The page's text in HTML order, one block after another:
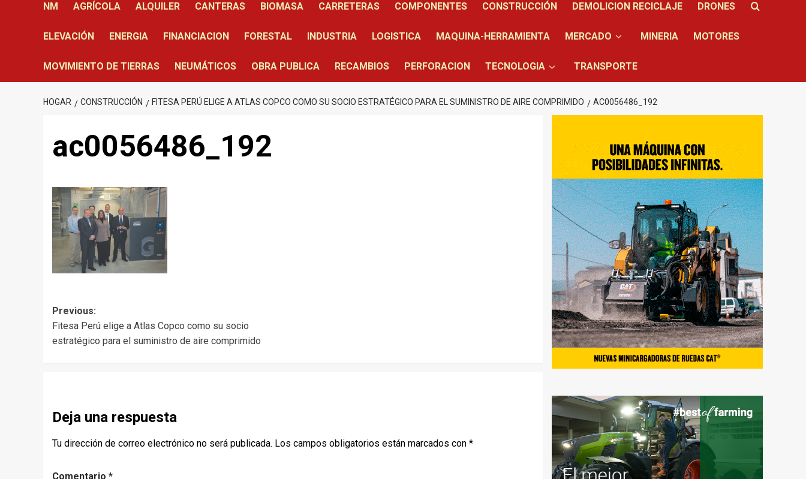
NM AGRÍCOLA ALQUILER CANTERAS BIOMASA CARRETERAS COMPONENTES CONSTRUCCIÓN DEMOLICION RECICLAJE DRONES
ELEVACIÓN ENERGIA FINANCIACION FORESTAL INDUSTRIA LOGISTICA MAQUINA-HERRAMIENTA MERCADO MINERIA MOTORES
MOVIMIENTO DE TIERRAS NEUMÁTICOS OBRA PUBLICA RECAMBIOS PERFORACION TECNOLOGIA TRANSPORTE
HOGAR CONSTRUCCIÓN FITESA PERÚ ELIGE A ATLAS COPCO COMO SU SOCIO ESTRATÉGICO PARA EL SUMINISTRO DE AIRE COMPRIMIDO AC0056486_192
ac0056486_192
Post
navigation
Previous:
Fitesa Perú elige a Atlas Copco como su socio
estratégico para el suministro de aire comprimido
Deja una respuesta
Tu dirección de correo electrónico no será publicada. Los campos obligatorios están marcados con *
Comentario *